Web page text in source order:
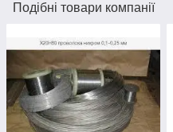
Подібні товари компанії